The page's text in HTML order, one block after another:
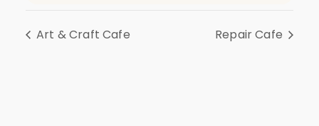
Art & Craft Cafe Repair Cafe